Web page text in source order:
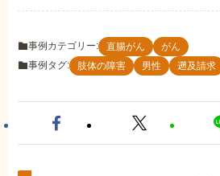
事例カテゴリー: 直腸がん
がん
事例タグ:
肢体の障害 男性 遡及請求